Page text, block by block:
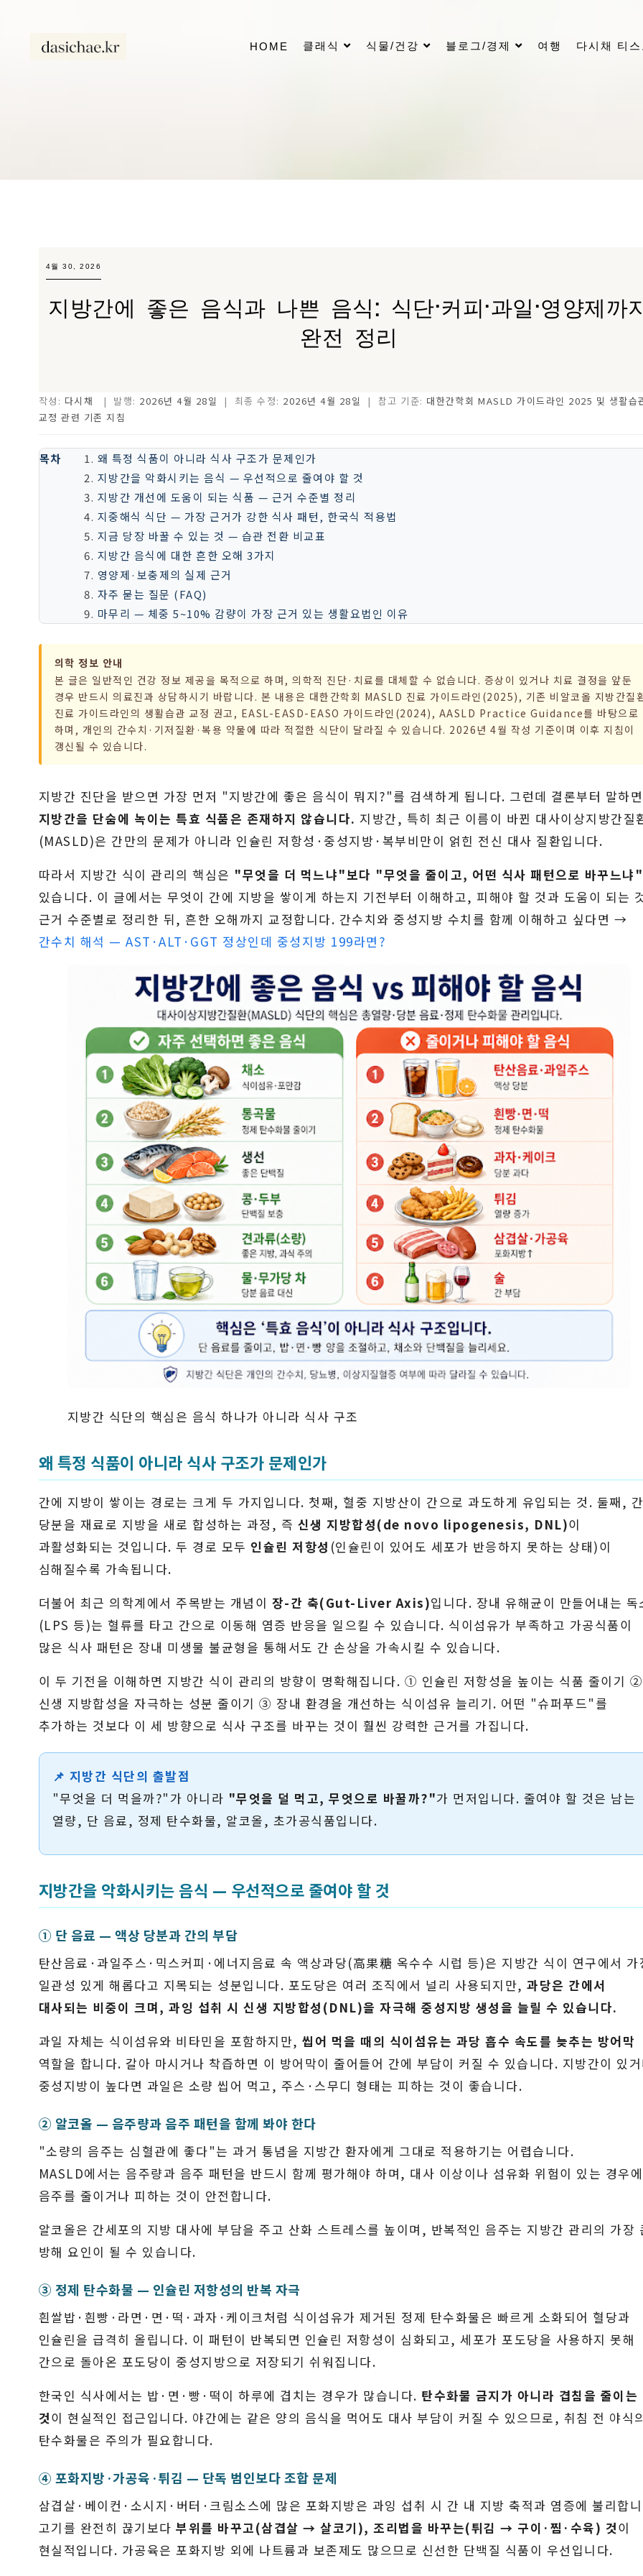
HOME 클래식 식물/건강 블로그/경제 여행 다시채 티
4월 30, 2026
지방간에 좋은 음식과 나쁜 음식: 식단·커피·과일·영양제까
완전 정리
작성: 다시채 | 발행: 2026년 4월 28일 | 최종 수정: 2026년 4월 28일 | 참고 기준: 대한간학회 MASLD 가이드라인 2025 및 생활습
교정 관련 기존 지침
목차
왜 특정 식품이 아니라 식사 구조가 문제인가
지방간을 악화시키는 음식 — 우선적으로 줄여야 할 것
지방간 개선에 도움이 되는 식품 — 근거 수준별 정리
지중해식 식단 — 가장 근거가 강한 식사 패턴, 한국식 적용법
지금 당장 바꿀 수 있는 것 — 습관 전환 비교표
지방간 음식에 대한 흔한 오해 3가지
영양제·보충제의 실제 근거
자주 묻는 질문 (FAQ)
마무리 — 체중 5~10% 감량이 가장 근거 있는 생활요법인 이유
의학 정보 안내
본 글은 일반적인 건강 정보 제공을 목적으로 하며, 의학적 진단·치료를 대체할 수 없습니다. 증상이 있거나 치료 결정을 앞둔
경우 반드시 의료진과 상담하시기 바랍니다. 본 내용은 대한간학회 MASLD 진료 가이드라인(2025), 기존 비알코올 지방간질
진료 가이드라인의 생활습관 교정 권고, EASL-EASD-EASO 가이드라인(2024), AASLD Practice Guidance를 바탕으로
하며, 개인의 간수치·기저질환·복용 약물에 따라 적절한 식단이 달라질 수 있습니다. 2026년 4월 작성 기준이며 이후 지침이
갱신될 수 있습니다.
지방간 진단을 받으면 가장 먼저 "지방간에 좋은 음식이 뭐지?"를 검색하게 됩니다. 그런데 결론부터 말하
지방간을 단숨에 녹이는 특효 식품은 존재하지 않습니다. 지방간, 특히 최근 이름이 바뀐 대사이상지방간질
(MASLD)은 간만의 문제가 아니라 인슐린 저항성·중성지방·복부비만이 얽힌 전신 대사 질환입니다.
따라서 지방간 식이 관리의 핵심은 "무엇을 더 먹느냐"보다 "무엇을 줄이고, 어떤 식사 패턴으로 바꾸느냐"
있습니다. 이 글에서는 무엇이 간에 지방을 쌓이게 하는지 기전부터 이해하고, 피해야 할 것과 도움이 되는
근거 수준별로 정리한 뒤, 흔한 오해까지 교정합니다. 간수치와 중성지방 수치를 함께 이해하고 싶다면 →
간수치 해석 — AST·ALT·GGT 정상인데 중성지방 199라면?
지방간 식단의 핵심은 음식 하나가 아니라 식사 구조
왜 특정 식품이 아니라 식사 구조가 문제인가
간에 지방이 쌓이는 경로는 크게 두 가지입니다. 첫째, 혈중 지방산이 간으로 과도하게 유입되는 것. 둘째,
당분을 재료로 지방을 새로 합성하는 과정, 즉 신생 지방합성(de novo lipogenesis, DNL)이
과활성화되는 것입니다. 두 경로 모두 인슐린 저항성 (인슐린이 있어도 세포가 반응하지 못하는 상태)이
심해질수록 가속됩니다.
더불어 최근 의학계에서 주목받는 개념이 장-간 축(Gut-Liver Axis)입니다. 장내 유해균이 만들어내는 독
(LPS 등)는 혈류를 타고 간으로 이동해 염증 반응을 일으킬 수 있습니다. 식이섬유가 부족하고 가공식품이
많은 식사 패턴은 장내 미생물 불균형을 통해서도 간 손상을 가속시킬 수 있습니다.
이 두 기전을 이해하면 지방간 식이 관리의 방향이 명확해집니다. ① 인슐린 저항성을 높이는 식품 줄이기 ②
신생 지방합성을 자극하는 성분 줄이기 ③ 장내 환경을 개선하는 식이섬유 늘리기. 어떤 "슈퍼푸드"를
추가하는 것보다 이 세 방향으로 식사 구조를 바꾸는 것이 훨씬 강력한 근거를 가집니다.
📌 지방간 식단의 출발점
"무엇을 더 먹을까?"가 아니라 "무엇을 덜 먹고, 무엇으로 바꿀까?"가 먼저입니다. 줄여야 할 것은 남는
열량, 단 음료, 정제 탄수화물, 알코올, 초가공식품입니다.
지방간을 악화시키는 음식 — 우선적으로 줄여야 할 것
① 단 음료 — 액상 당분과 간의 부담
탄산음료·과일주스·믹스커피·에너지음료 속 액상과당(高果糖 옥수수 시럽 등)은 지방간 식이 연구에서 가
일관성 있게 해롭다고 지목되는 성분입니다. 포도당은 여러 조직에서 널리 사용되지만,과당은 간에서
대사되는 비중이 크며, 과잉 섭취 시 신생 지방합성(DNL)을 자극해 중성지방 생성을 늘릴 수 있습니다.
과일 자체는 식이섬유와 비타민을 포함하지만,씹어 먹을 때의 식이섬유는 과당 흡수 속도를 늦추는 방어막
역할을 합니다. 갈아 마시거나 착즙하면 이 방어막이 줄어들어 간에 부담이 커질 수 있습니다. 지방간이 있
중성지방이 높다면 과일은 소량 씹어 먹고, 주스·스무디 형태는 피하는 것이 좋습니다.
② 알코올 — 음주량과 음주 패턴을 함께 봐야 한다
"소량의 음주는 심혈관에 좋다"는 과거 통념을 지방간 환자에게 그대로 적용하기는 어렵습니다.
MASLD에서는 음주량과 음주 패턴을 반드시 함께 평가해야 하며, 대사 이상이나 섬유화 위험이 있는 경우
음주를 줄이거나 피하는 것이 안전합니다.
알코올은 간세포의 지방 대사에 부담을 주고 산화 스트레스를 높이며, 반복적인 음주는 지방간 관리의 가장
방해 요인이 될 수 있습니다.
③ 정제 탄수화물 — 인슐린 저항성의 반복 자극
흰쌀밥·흰빵·라면·면·떡·과자·케이크처럼 식이섬유가 제거된 정제 탄수화물은 빠르게 소화되어 혈당과
인슐린을 급격히 올립니다. 이 패턴이 반복되면 인슐린 저항성이 심화되고, 세포가 포도당을 사용하지 못해
간으로 돌아온 포도당이 중성지방으로 저장되기 쉬워집니다.
한국인 식사에서는 밥·면·빵·떡이 하루에 겹치는 경우가 많습니다. 탄수화물 금지가 아니라 겹침을 줄이는
것이 현실적인 접근입니다. 야간에는 같은 양의 음식을 먹어도 대사 부담이 커질 수 있으므로, 취침 전 야식
탄수화물은 주의가 필요합니다.
④ 포화지방·가공육·튀김 — 단독 범인보다 조합 문제
삼겹살·베이컨·소시지·버터·크림소스에 많은 포화지방은 과잉 섭취 시 간 내 지방 축적과 염증에 불리합
고기를 완전히 끊기보다부위를 바꾸고(삼겹살 → 살코기), 조리법을 바꾸는(튀김 → 구이·찜·수육) 것이
현실적입니다. 가공육은 포화지방 외에 나트륨과 보존제도 많으므로 신선한 단백질 식품이 우선입니다.